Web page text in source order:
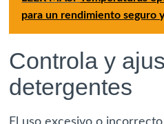
para un rendimiento seguro
Controla y
detergentes